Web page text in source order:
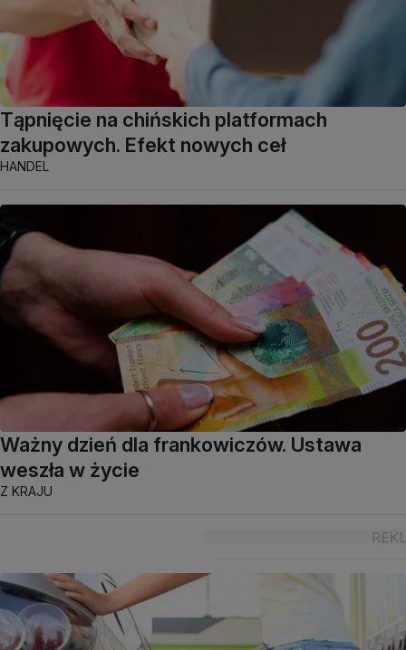
Tąpnięcie na chińskich platformach
zakupowych. Efekt nowych ceł
HANDEL
Ważny dzień dla frankowiczów. Ustawa
weszła w życie
Z KRAJU